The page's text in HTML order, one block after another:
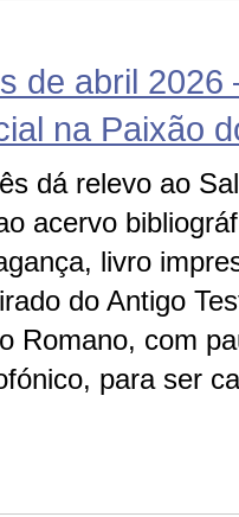
de abril 2026
na Paixão
dá relevo ao
acervo
livro
do Antigo
Romano, com
para ser